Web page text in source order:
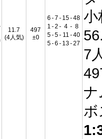
11.7
(4人気)
497
±0
6 -7 - 15-48
1 -2 - 4 - 8
5-5- 11 -40
5-6 - 13-27
7